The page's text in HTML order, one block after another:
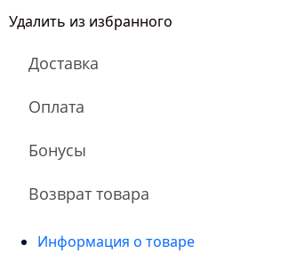
Удалить из избранного
Доставка
Оплата
Бонусы
Возврат товара
Информация о товаре